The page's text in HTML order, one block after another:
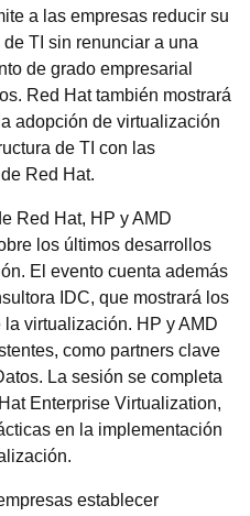
a las empresas reducir su
TI sin renunciar a una
de grado empresarial
Red Hat también mostrará
adopción de virtualización
de TI con las
Red Hat.
Red Hat, HP y AMD
los últimos desarrollos
El evento cuenta además
IDC, que mostrará los
virtualización. HP y AMD
como partners clave
La sesión se completa
Enterprise Virtualization,
en la implementación
establecer